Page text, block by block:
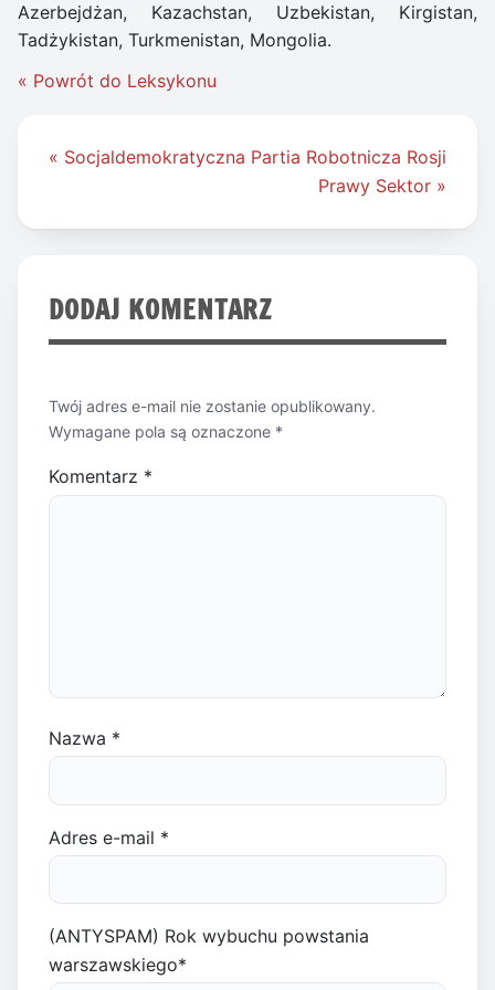
Azerbejdżan, Kazachstan, Uzbekistan, Kirgistan,
Tadżykistan, Turkmenistan, Mongolia.
« Powrót do Leksykonu
Nawigacja
« Socjaldemokratyczna Partia Robotnicza Rosji
Prawy Sektor »
DODAJ KOMENTARZ
Twój adres e-mail nie zostanie opublikowany.
Wymagane pola są oznaczone *
Komentarz *
Nazwa *
Adres e-mail *
(ANTYSPAM) Rok wybuchu powstania
warszawskiego*